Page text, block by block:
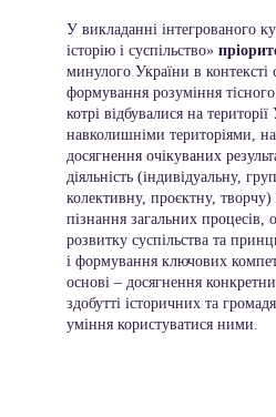
У викладанні інтегрованого
історію і суспільство»
минулого України в контексті
формування розуміння
котрі відбувалися на території
навколишніми територіями,
досягнення очікуваних
діяльність (індивідуальну,
колективну, проєктну, творчу)
пізнання загальних процесів,
розвитку суспільства та
і формування ключових
основі – досягнення
здобутті історичних та
уміння користуватися ними.